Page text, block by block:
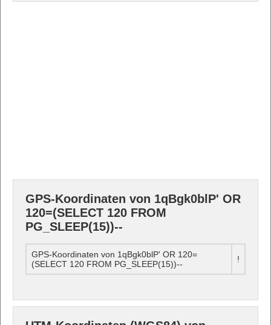
GPS-Koordinaten von 1qBgk0blP' OR
120=(SELECT 120 FROM
PG_SLEEP(15))--
GPS-Koordinaten von 1qBgk0blP' OR 120=
(SELECT 120 FROM PG_SLEEP(15))--
!